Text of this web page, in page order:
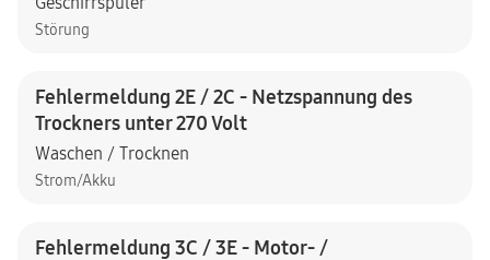
Störung
Fehlermeldung 2E / 2C - Netzspannung des
Trockners unter 270 Volt
Waschen / Trocknen
Strom/Akku
Fehlermeldung 3C / 3E - Motor- /